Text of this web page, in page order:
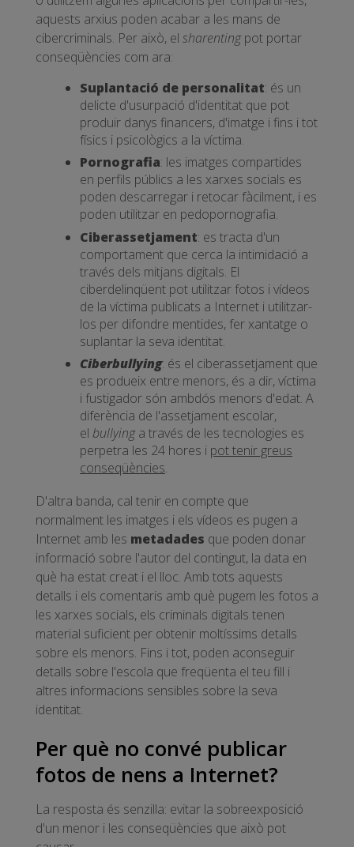
aquests arxius poden acabar a les mans de
cibercriminals. Per això, el sharentingpot portar
conseqüències com ara:
Suplantació de personalitat: és un
delicte d'usurpació d'identitat que pot
produir danys financers, d'imatge i fins i tot
físics i psicològics a la víctima.
Pornografia: les imatges compartides
en perfils públics a les xarxes socials es
poden descarregar i retocar fàcilment, i es
poden utilitzar en pedopornografia.
Ciberassetjament: es tracta d'un
comportament que cerca la intimidació a
través dels mitjans digitals. El
ciberdelinqüent pot utilitzar fotos i vídeos
de la víctima publicats a Internet i utilitzar-
los per difondre mentides, fer xantatge o
suplantar la seva identitat.
Ciberbullying: és el ciberassetjament que
es produeix entre menors, és a dir, víctima
i fustigador són ambdós menors d'edat. A
diferència de l'assetjament escolar,
el bullyinga través de les tecnologies es
perpetra les 24 hores i pot tenir greus
conseqüències.
D'altra banda, cal tenir en compte que
normalment les imatges i els vídeos es pugen a
Internet amb les metadades que poden donar
informació sobre l'autor del contingut, la data en
què ha estat creat i el lloc. Amb tots aquests
detalls i els comentaris amb què pugem les fotos a
les xarxes socials, els criminals digitals tenen
material suficient per obtenir moltíssims detalls
sobre els menors. Fins i tot, poden aconseguir
detalls sobre l'escola que freqüenta el teu fill i
altres informacions sensibles sobre la seva
identitat.
Per què no convé publicar
fotos de nens a Internet?
La resposta és senzilla: evitar la sobreexposició
d'un menor i les conseqüències que això pot